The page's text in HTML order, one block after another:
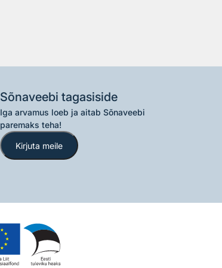
Sõnaveebi tagasiside
Iga arvamus loeb ja aitab Sõnaveebi
paremaks teha!
Kirjuta meile